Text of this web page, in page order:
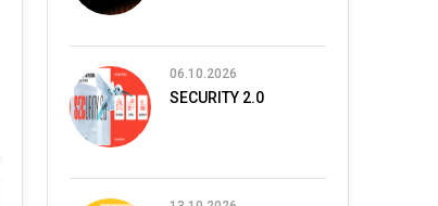
06.10.2026
SECURITY 2.0